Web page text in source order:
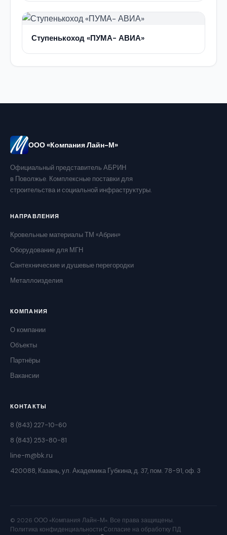
Ступенькоход «ПУМА- АВИА»
ООО «Компания Лайн-М»
Официальный представитель АБРИН
в Поволжье. Комплексные поставки для
строительства и социальной инфраструктуры.
НАПРАВЛЕНИЯ
Кровельные материалы ТМ «Абрин»
Оборудование для МГН
Сантехнические и душевые перегородки
Металлоизделия
КОМПАНИЯ
О компании
Объекты
Партнёры
Вакансии
КОНТАКТЫ
8 (843) 227-10-60
8 (843) 253-80-81
line-m@bk.ru
420088, Казань, ул. Академика Губкина, д. 37, пом. 78-91, оф. 3
© 2026 ООО «Компания Лайн-М». Все права защищены.
Политика конфиденциальности·Согласие на обработку ПД